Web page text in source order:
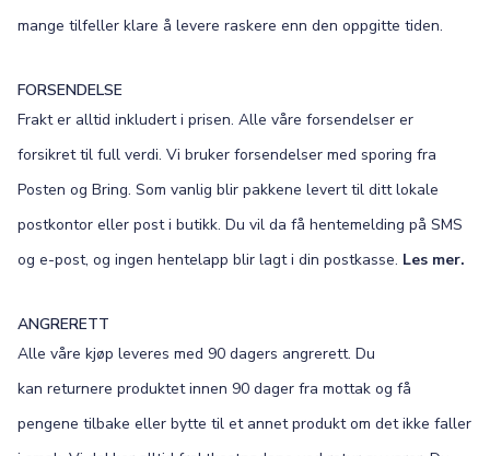
mange tilfeller klare å levere raskere enn den oppgitte tiden.
FORSENDELSE
Frakt er alltid inkludert i prisen. Alle våre forsendelser er
forsikret til full verdi. Vi bruker forsendelser med sporing fra
Posten og Bring. Som vanlig blir pakkene levert til ditt lokale
postkontor eller post i butikk. Du vil da få hentemelding på SMS
og e-post, og ingen hentelapp blir lagt i din postkasse. Les mer.
ANGRERETT
Alle våre kjøp leveres med 90 dagers angrerett. Du
kan returnere produktet innen 90 dager fra mottak og få
pengene tilbake eller bytte til et annet produkt om det ikke faller